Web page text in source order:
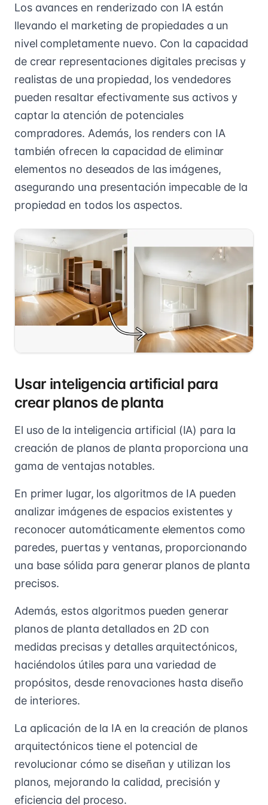
Los avances en renderizado con IA están
llevando el marketing de propiedades a un
nivel completamente nuevo. Con la capacidad
de crear representaciones digitales precisas y
realistas de una propiedad, los vendedores
pueden resaltar efectivamente sus activos y
captar la atención de potenciales
compradores. Además, los renders con IA
también ofrecen la capacidad de eliminar
elementos no deseados de las imágenes,
asegurando una presentación impecable de la
propiedad en todos los aspectos.
Usar inteligencia artificial para
crear planos de planta
El uso de la inteligencia artificial (IA) para la
creación de planos de planta proporciona una
gama de ventajas notables.
En primer lugar, los algoritmos de IA pueden
analizar imágenes de espacios existentes y
reconocer automáticamente elementos como
paredes, puertas y ventanas, proporcionando
una base sólida para generar planos de planta
precisos.
Además, estos algoritmos pueden generar
planos de planta detallados en 2D con
medidas precisas y detalles arquitectónicos,
haciéndolos útiles para una variedad de
propósitos, desde renovaciones hasta diseño
de interiores.
La aplicación de la IA en la creación de planos
arquitectónicos tiene el potencial de
revolucionar cómo se diseñan y utilizan los
planos, mejorando la calidad, precisión y
eficiencia del proceso.